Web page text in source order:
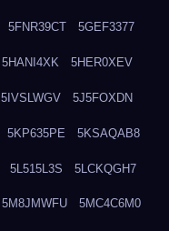
5FNR39CT 5GEF3377
5HANI4XK 5HER0XEV
5IVSLWGV 5J5FOXDN
5KP635PE 5KSAQAB8
5L515L3S 5LCKQGH7
5M8JMWFU 5MC4C6M0